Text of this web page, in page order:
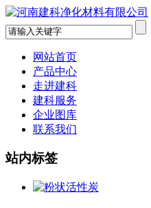
网站首页
产品中心
走进建科
建科服务
企业图库
联系我们
站内标签